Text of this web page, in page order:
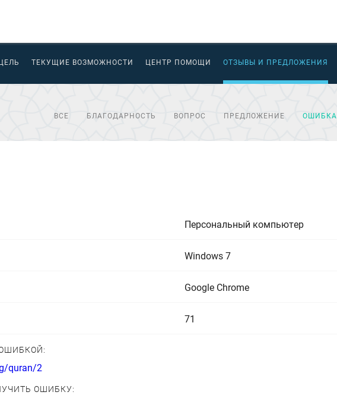
ТЕКУЩИЕ ВОЗМОЖНОСТИ ЦЕНТР ПОМОЩИ ОТЗЫВЫ И ПРЕДЛОЖЕНИЯ
ВСЕ БЛАГОДАРНОСТЬ ВОПРОС ПРЕДЛОЖЕНИЕ ОШИБКА
Персональный компьютер
Windows 7
Google Chrome
71
quran/2
ОШИБКУ: